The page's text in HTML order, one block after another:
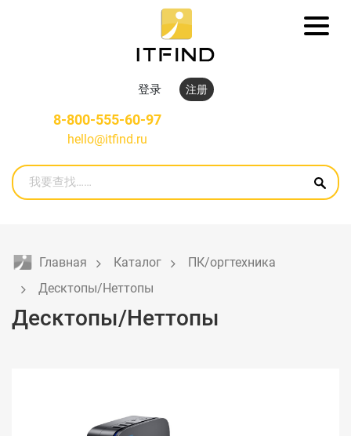
登录 注册
8-800-555-60-97
hello@itfind.ru
Главная Каталог
ПК/оргтехника
Десктопы/Неттопы
Десктопы/Неттопы